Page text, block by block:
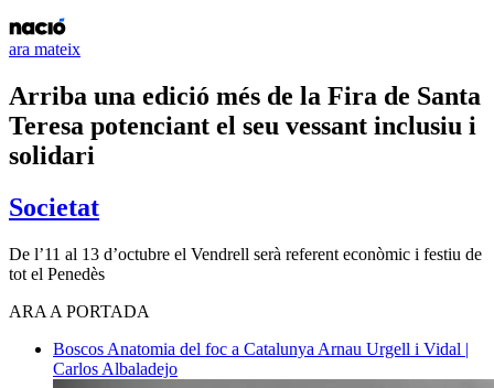
ara mateix
Arriba una edició més de la Fira de Santa
Teresa potenciant el seu vessant inclusiu i
solidari
Societat
De l’11 al 13 d’octubre el Vendrell serà referent econòmic i festiu de
tot el Penedès
ARA A PORTADA
Boscos Anatomia del foc a Catalunya Arnau Urgell i Vidal |
Carlos Albaladejo